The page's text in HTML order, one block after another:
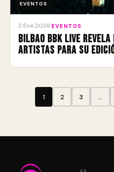
EVENTOS
2 Ene 2026 EVENTOS
Bilbao BBK Live
artistas para su
1 2 3 …